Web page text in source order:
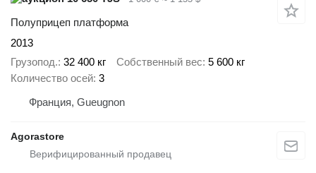
Полуприцеп платформа
2013
Грузопод. 32 400 кг Собственный вес 5 600 кг
Количество осей 3
Франция, Gueugnon
Agorastore